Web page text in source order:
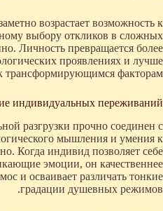
возрастает возможность к
выбору откликов в сложных
Личность превращается более
проявлениях и лучше
трансформирующимся факторам.
индивидуальных переживаний
разгрузки прочно соединен с
мышления и умения к
Когда индивид позволяет себе
эмоции, он качественнее
и осваивает различать тонкие
градации душевных режимов.